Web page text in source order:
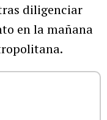
diligenciar
en la mañana